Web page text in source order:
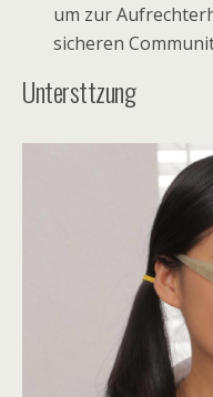
um zur
sicheren
Untersttzung